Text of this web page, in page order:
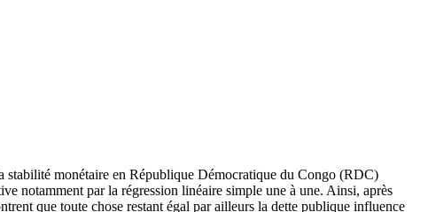
stabilité monétaire en République Démocratique du Congo (RDC)
notamment par la régression linéaire simple une à une. Ainsi, après
que toute chose restant égal par ailleurs la dette publique influence